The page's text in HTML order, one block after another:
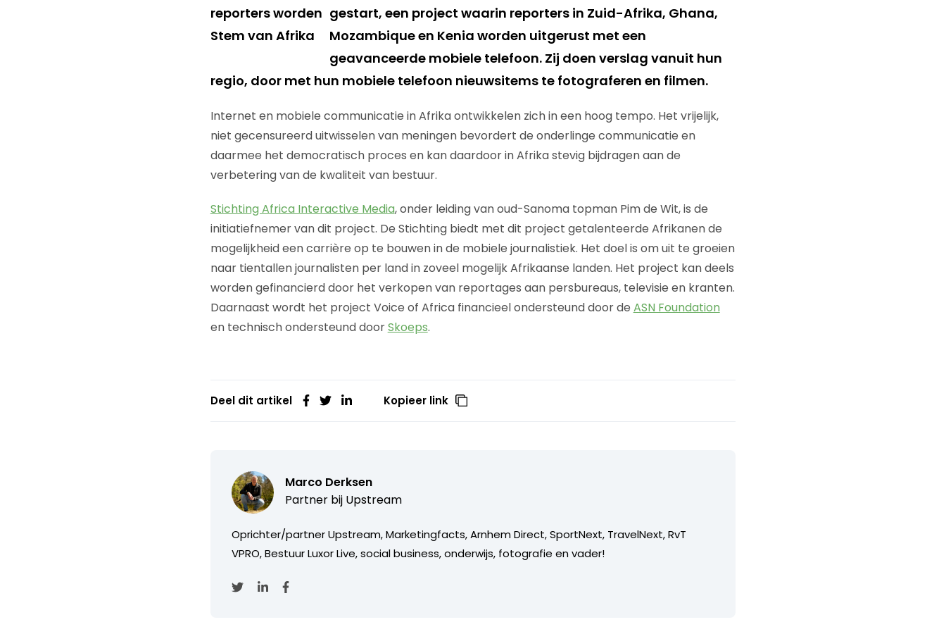
gestart, een project waarin reporters in Zuid-Afrika, Ghana,
Mozambique en Kenia worden uitgerust met een
geavanceerde mobiele telefoon. Zij doen verslag vanuit hun
regio, door met hun mobiele telefoon nieuwsitems te fotograferen en filmen.
Internet en mobiele communicatie in Afrika ontwikkelen zich in een hoog tempo. Het vrijelijk,
niet gecensureerd uitwisselen van meningen bevordert de onderlinge communicatie en
daarmee het democratisch proces en kan daardoor in Afrika stevig bijdragen aan de
verbetering van de kwaliteit van bestuur.
Stichting Africa Interactive Media, onder leiding van oud-Sanoma topman Pim de Wit, is de
initiatiefnemer van dit project. De Stichting biedt met dit project getalenteerde Afrikanen de
mogelijkheid een carrière op te bouwen in de mobiele journalistiek. Het doel is om uit te groeien
naar tientallen journalisten per land in zoveel mogelijk Afrikaanse landen. Het project kan deels
worden gefinancierd door het verkopen van reportages aan persbureaus, televisie en kranten.
Daarnaast wordt het project Voice of Africa financieel ondersteund door de ASN Foundation
en technisch ondersteund doorSkoeps.
Deel dit artikel Kopieer link
Marco Derksen
Partner bij Upstream
Oprichter/partner Upstream, Marketingfacts, Arnhem Direct, SportNext, TravelNext, RvT
VPRO, Bestuur Luxor Live, social business, onderwijs, fotografie en vader!